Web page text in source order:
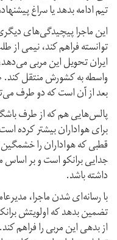
تیم ادامه بدهد یا سراغ
این ماجرا پیچیدگی‌های
توانسته فراهم کند، نیمی از
ایران تحویل این مربی می‌دهد،
واسطه‌ به کشورش منتقل کند.
بعد از آن است که دو طرف
پالس‌هایی هم که از طرف
برای هواداران بیشتر کرده
قطبی که هواداران را
جدایی برانکو است و بر
داشته باشد.
با رسانه‌ای شدن ماجرا،
تضمین بدهد که اولویتش
از بدهی این مربی را فراهم